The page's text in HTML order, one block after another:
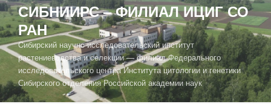
СИБНИИРС – ФИЛИАЛ ИЦИГ СО
РАН
Cибирский научно-исследовательский институт
растениеводства и селекции — филиал Федерального
исследовательского центра Института цитологии и генетики
Сибирского отделения Российской академии наук